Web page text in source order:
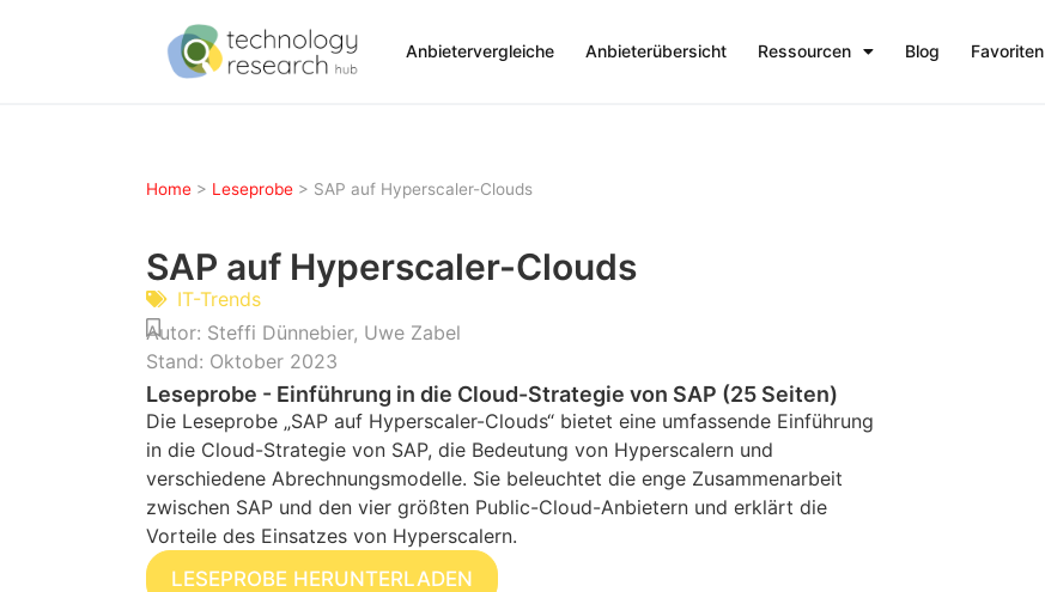
Anbietervergleiche Anbieterübersicht Ressourcen Blog Favoriten
Home > Leseprobe > SAP auf Hyperscaler-Clouds
SAP auf Hyperscaler-Clouds
IT-Trends
Autor: Steffi Dünnebier, Uwe Zabel
Stand: Oktober 2023
Leseprobe - Einführung in die Cloud-Strategie von SAP (25 Seiten)
Die Leseprobe „SAP auf Hyperscaler-Clouds“ bietet eine umfassende Einführung
in die Cloud-Strategie von SAP, die Bedeutung von Hyperscalern und
verschiedene Abrechnungsmodelle. Sie beleuchtet die enge Zusammenarbeit
zwischen SAP und den vier größten Public-Cloud-Anbietern und erklärt die
Vorteile des Einsatzes von Hyperscalern.
LESEPROBE HERUNTERLADEN